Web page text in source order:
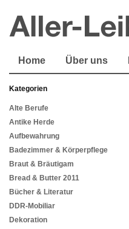
Home Über uns
Kategorien
Alte Berufe
Antike Herde
Aufbewahrung
Badezimmer & Körperpflege
Braut & Bräutigam
Bread & Butter 2011
Bücher & Literatur
DDR-Mobiliar
Dekoration